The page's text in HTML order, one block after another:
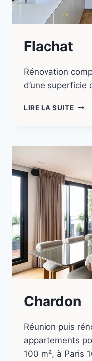
Flachat
Rénovation
d’une superficie
LIRE LA SUITE
Chardon
Réunion puis
appartements
100 m², à Paris